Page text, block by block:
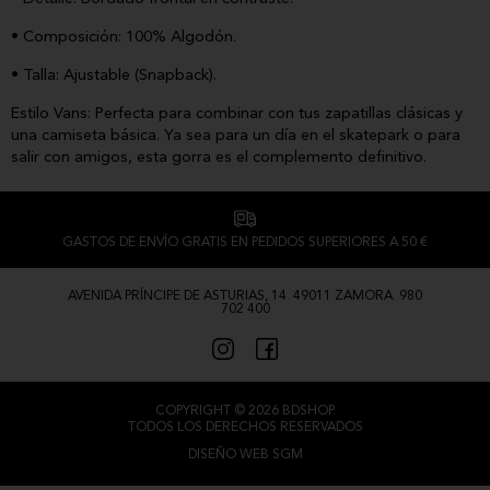
• Composición: 100% Algodón.
• Talla: Ajustable (Snapback).
Estilo Vans: Perfecta para combinar con tus zapatillas clásicas y
una camiseta básica. Ya sea para un día en el skatepark o para
salir con amigos, esta gorra es el complemento definitivo.
GASTOS DE ENVÍO GRATIS EN PEDIDOS SUPERIORES A 50 €
AVENIDA PRÍNCIPE DE ASTURIAS, 14. 49011 ZAMORA. 980
702 400
COPYRIGHT © 2026 BDSHOP.
TODOS LOS DERECHOS RESERVADOS
DISEÑO WEB SGM